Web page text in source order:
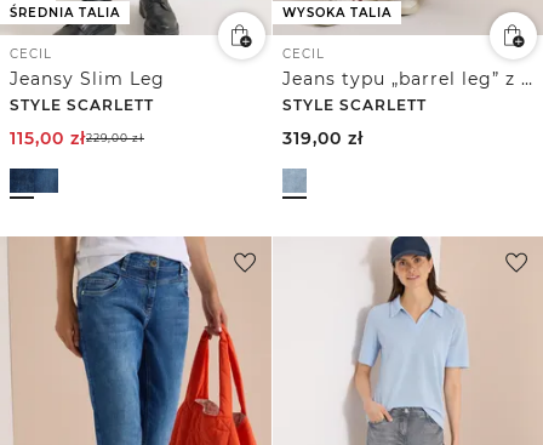
ŚREDNIA TALIA
CECIL
Jeansy Slim Leg
STYLE SCARLETT
115,00 zł229,00zł
WYSOKA TALIA
CECIL
Jeans typu „barrel leg” z naszywanymi kieszeniami
STYLE SCARLETT
319,00 zł